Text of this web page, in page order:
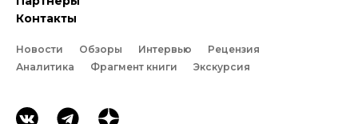
Контакты
Новости Обзоры Интервью
Рецензия
Аналитика
Фрагмент книги Экскурсия